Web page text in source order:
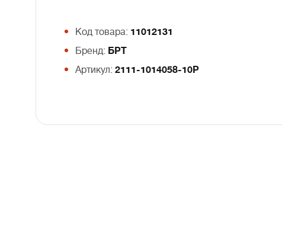
Код товара: 11012131
Бренд: БРТ
Артикул: 2111-1014058-10P